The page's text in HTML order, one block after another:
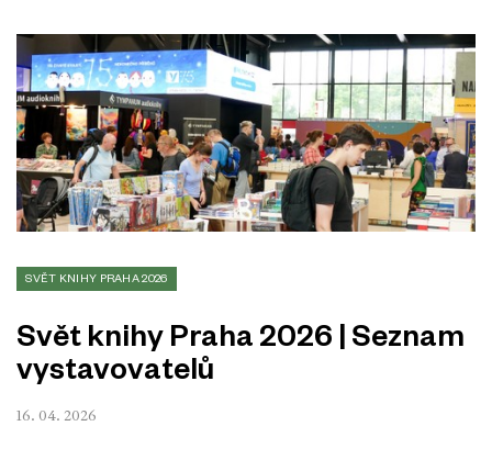
SVĚT KNIHY PRAHA 2026
Svět knihy Praha 2026 | Seznam
vystavovatelů
16. 04. 2026